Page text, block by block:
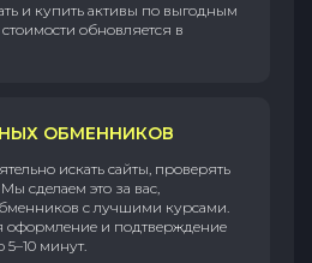
и купить активы по выгодным
обновляется в
ОБМЕННИКОВ
искать сайты, проверять
сделаем это за вас,
с лучшими курсами.
оформление и подтверждение
5–10 минут.